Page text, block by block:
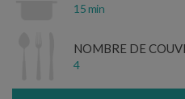
15 min
NOMBRE DE
4